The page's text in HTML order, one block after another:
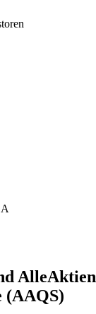
AlleAktien
(AAQS)